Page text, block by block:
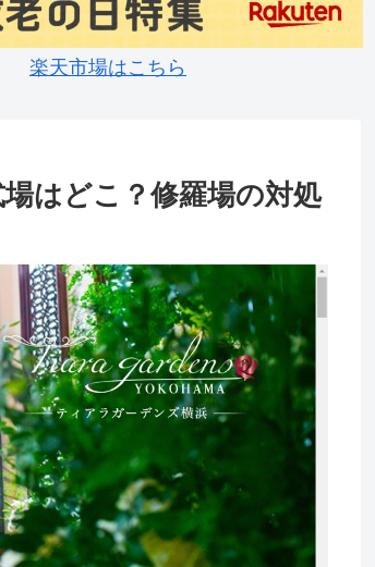
楽天市場はこちら
はどこ？修羅場の対処